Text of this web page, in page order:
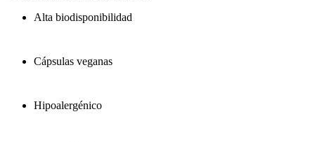
Alta biodisponibilidad
Cápsulas veganas
Hipoalergénico